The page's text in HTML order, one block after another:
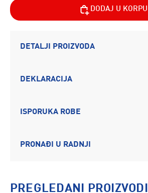
DODAJ U KORPU
DETALJI PROIZVODA
DEKLARACIJA
ISPORUKA ROBE
PRONAĐI U RADNJI
PREGLEDANI PROIZVODI